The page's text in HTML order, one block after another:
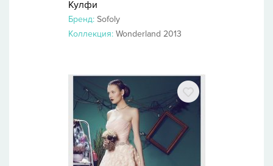
Кулфи
Бренд: Sofoly
Коллекция: Wonderland 2013